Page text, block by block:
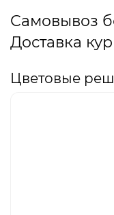
Самовывоз
Доставка
Цветовые